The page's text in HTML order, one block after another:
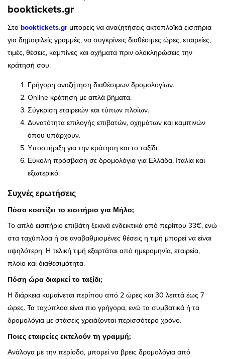
booktickets.gr
Στο booktickets.gr μπορείς να αναζητήσεις ακτοπλοϊκά εισιτήρια
για δημοφιλείς γραμμές, να συγκρίνεις διαθέσιμες ώρες, εταιρείες,
τιμές, θέσεις, καμπίνες και οχήματα πριν ολοκληρώσεις την
κράτησή σου.
Γρήγορη αναζήτηση διαθέσιμων δρομολογίων.
Online κράτηση με απλά βήματα.
Σύγκριση εταιρειών και τύπων πλοίων.
Δυνατότητα επιλογής επιβατών, οχημάτων και καμπινών
όπου υπάρχουν.
Υποστήριξη για την κράτηση και το ταξίδι.
Εύκολη πρόσβαση σε δρομολόγια για Ελλάδα, Ιταλία και
εξωτερικό.
Συχνές ερωτήσεις
Πόσο κοστίζει το εισιτήριο για Μήλο;
Το απλό εισιτήριο επιβάτη ξεκινά ενδεικτικά από περίπου 33€, ενώ
στα ταχύπλοα ή σε αναβαθμισμένες θέσεις η τιμή μπορεί να είναι
υψηλότερη. Η τελική τιμή εξαρτάται από ημερομηνία, εταιρεία,
πλοίο και διαθεσιμότητα.
Πόση ώρα διαρκεί το ταξίδι;
Η διάρκεια κυμαίνεται περίπου από 2 ώρες και 30 λεπτά έως 7
ώρες. Τα ταχύπλοα είναι πιο γρήγορα, ενώ τα συμβατικά ή τα
δρομολόγια με στάσεις χρειάζονται περισσότερο χρόνο.
Ποιες εταιρείες εκτελούν τη γραμμή;
Ανάλογα με την περίοδο, μπορεί να βρεις δρομολόγια από